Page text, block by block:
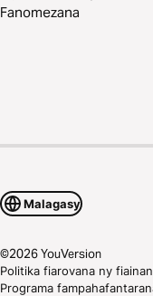
Fanomezana
Malagasy
©2026YouVersion
Politika fiarovana ny
Programa